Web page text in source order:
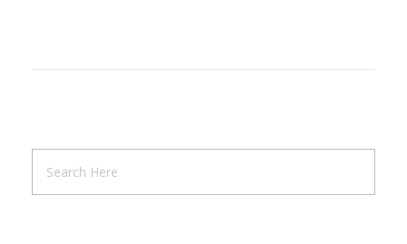
Professionnels – Corps & Voix